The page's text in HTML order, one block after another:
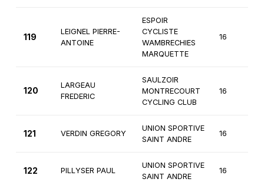
119
LEIGNEL PIERRE-
ANTOINE
ESPOIR
CYCLISTE
WAMBRECHIES
MARQUETTE
16
120
LARGEAU
FREDERIC
SAULZOIR
MONTRECOURT
CYCLING CLUB
16
121 VERDIN GREGORY
UNION SPORTIVE
SAINT ANDRE
16
122 PILLYSER PAUL
UNION SPORTIVE
SAINT ANDRE
16